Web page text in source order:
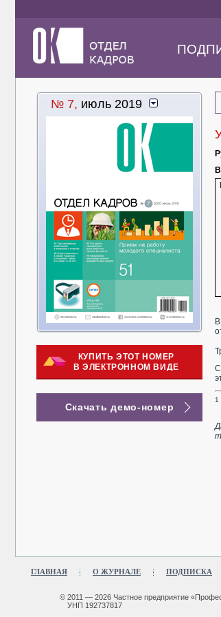
№ 7, июль 2019
КУПИТЬ ЭТОТ НОМЕР
В ЭЛЕКТРОННОМ ВИДЕ
Скачать демо-номер
С
1
ГЛАВНАЯ О ЖУРНАЛЕ ПОДПИСКА
© 2011 — 2026 Частное предприятие
УНП 192737817